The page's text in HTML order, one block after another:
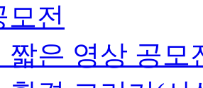
모전
짧은 영상 공모